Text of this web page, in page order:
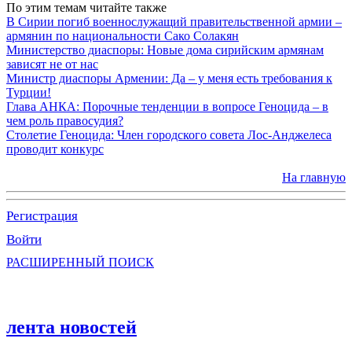
По этим темам читайте также
В Сирии погиб военнослужащий правительственной армии –
армянин по национальности Сако Солакян
Министерство диаспоры: Новые дома сирийским армянам
зависят не от нас
Министр диаспоры Армении: Да – у меня есть требования к
Турции!
Глава АНКА: Порочные тенденции в вопросе Геноцида – в
чем роль правосудия?
Столетие Геноцида: Член городского совета Лос-Анджелеса
проводит конкурс
На главную
Регистрация
Войти
РАСШИРЕННЫЙ ПОИСК
лента новостей